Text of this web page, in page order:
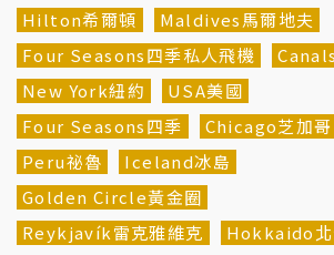
Hilton希爾頓
Maldives馬爾地夫
Four Seasons四季私人飛機
New York紐約
USA美國
Four Seasons四季
Chicago芝加哥
Peru祕魯
Iceland冰島
Golden Circle黃金圈
Reykjavík雷克雅維克
Hokkaido北